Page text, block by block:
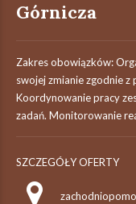
Górnicza
Zakres obowiązków:
swojej zmianie zgodnie z
Koordynowanie pracy
zadań. Monitorowanie
SZCZEGÓŁY OFERTY